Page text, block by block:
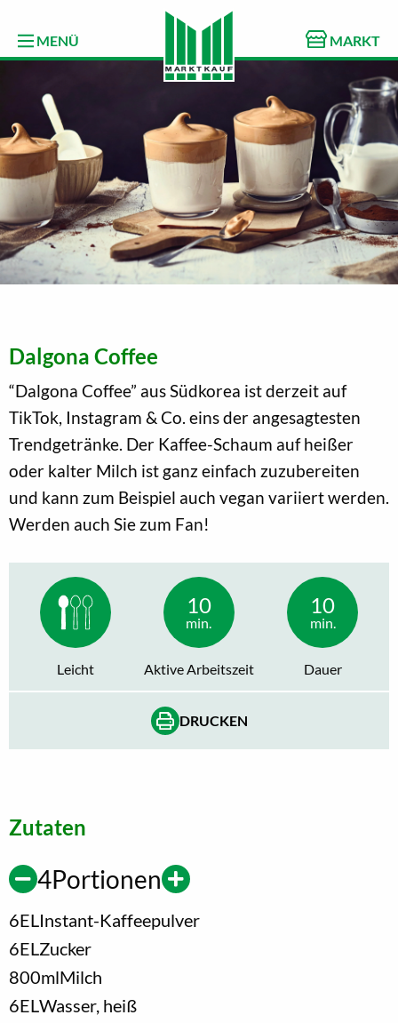
MENÜ MARKT
Dalgona Coffee
“Dalgona Coffee” aus Südkorea ist derzeit auf
TikTok, Instagram & Co. eins der angesagtesten
Trendgetränke. Der Kaffee-Schaum auf heißer
oder kalter Milch ist ganz einfach zuzubereiten
und kann zum Beispiel auch vegan variiert werden.
Werden auch Sie zum Fan!
Leicht
10
min.
Aktive Arbeitszeit
10
min.
Dauer
DRUCKEN
Zutaten
4Portionen
6EL Instant-Kaffeepulver
6EL Zucker
800mlMilch
6EL Wasser, heiß